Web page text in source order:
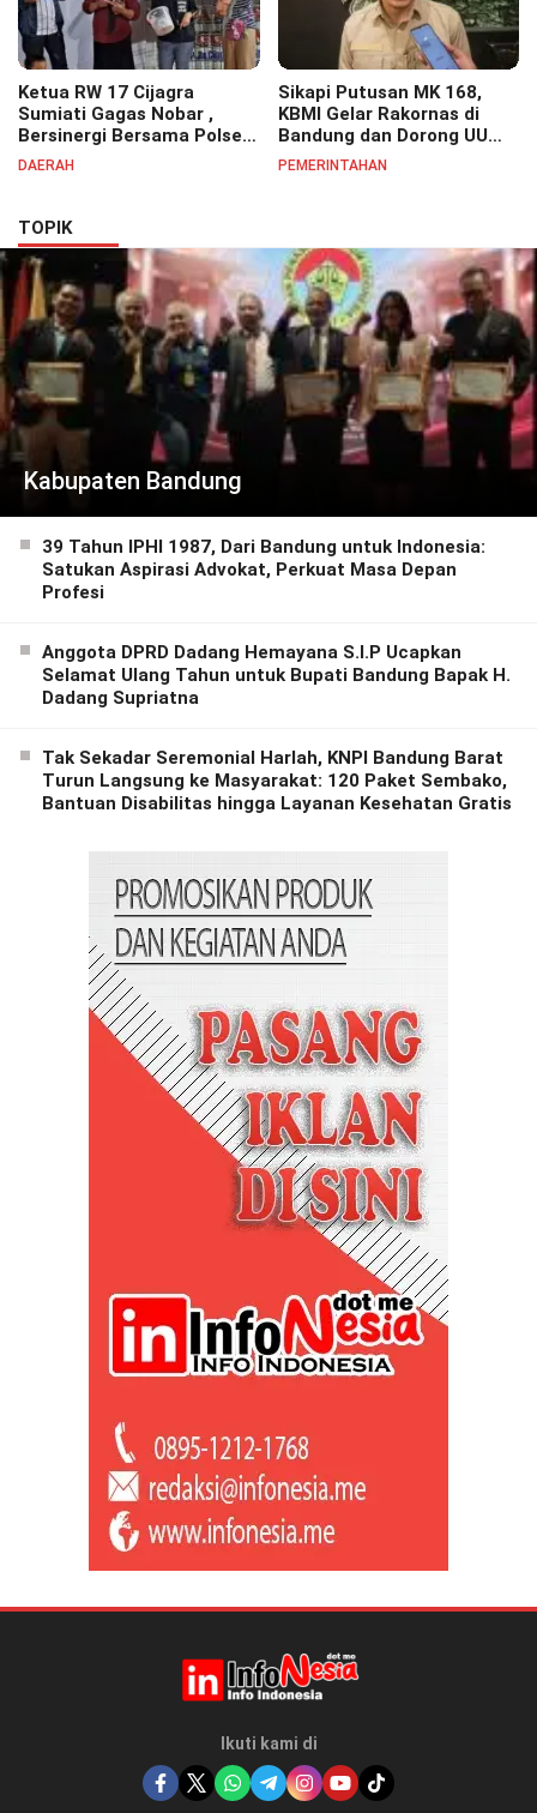
Ketua RW 17 Cijagra
Sumiati Gagas Nobar ,
Bersinergi Bersama Polsek
Bojongsoang Semarakkan
DAERAH
Sikapi Putusan MK 168,
KBMI Gelar Rakornas di
Bandung dan Dorong UU
Perlindungan Pekerja
PEMERINTAHAN
TOPIK
Kabupaten Bandung
39 Tahun IPHI 1987, Dari Bandung untuk Indonesia:
Satukan Aspirasi Advokat, Perkuat Masa Depan
Profesi
Anggota DPRD Dadang Hemayana S.I.P Ucapkan
Selamat Ulang Tahun untuk Bupati Bandung Bapak H.
Dadang Supriatna
Tak Sekadar Seremonial Harlah, KNPI Bandung Barat
Turun Langsung ke Masyarakat: 120 Paket Sembako,
Bantuan Disabilitas hingga Layanan Kesehatan Gratis
Ikuti kami di